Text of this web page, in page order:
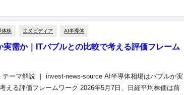
体株 エヌビディア AI半導体
需か｜ITバブルとの比較で考える評価フレーム
ーマ解説 ｜ invest-news-source AI半導体相場はバブルか実
る評価フレームワーク 2026年5月7日、日経平均株価は前